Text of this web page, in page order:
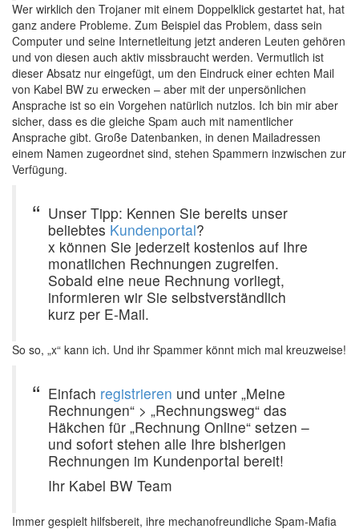
Wer wirklich den Trojaner mit einem Doppelklick gestartet hat, hat
ganz andere Probleme. Zum Beispiel das Problem, dass sein
Computer und seine Internetleitung jetzt anderen Leuten gehören
und von diesen auch aktiv missbraucht werden. Vermutlich ist
dieser Absatz nur eingefügt, um den Eindruck einer echten Mail
von Kabel BW zu erwecken – aber mit der unpersönlichen
Ansprache ist so ein Vorgehen natürlich nutzlos. Ich bin mir aber
sicher, dass es die gleiche Spam auch mit namentlicher
Ansprache gibt. Große Datenbanken, in denen Mailadressen
einem Namen zugeordnet sind, stehen Spammern inzwischen zur
Verfügung.
Unser Tipp: Kennen Sie bereits unser
beliebtes Kundenportal?
x können Sie jederzeit kostenlos auf Ihre
monatlichen Rechnungen zugreifen.
Sobald eine neue Rechnung vorliegt,
informieren wir Sie selbstverständlich
kurz per E-Mail.
So so, „x“ kann ich. Und ihr Spammer könnt mich mal kreuzweise!
Einfach registrieren und unter „Meine
Rechnungen“ > „Rechnungsweg“ das
Häkchen für „Rechnung Online“ setzen –
und sofort stehen alle Ihre bisherigen
Rechnungen im Kundenportal bereit!
Ihr Kabel BW Team
Immer gespielt hilfsbereit, ihre mechanofreundliche Spam-Mafia